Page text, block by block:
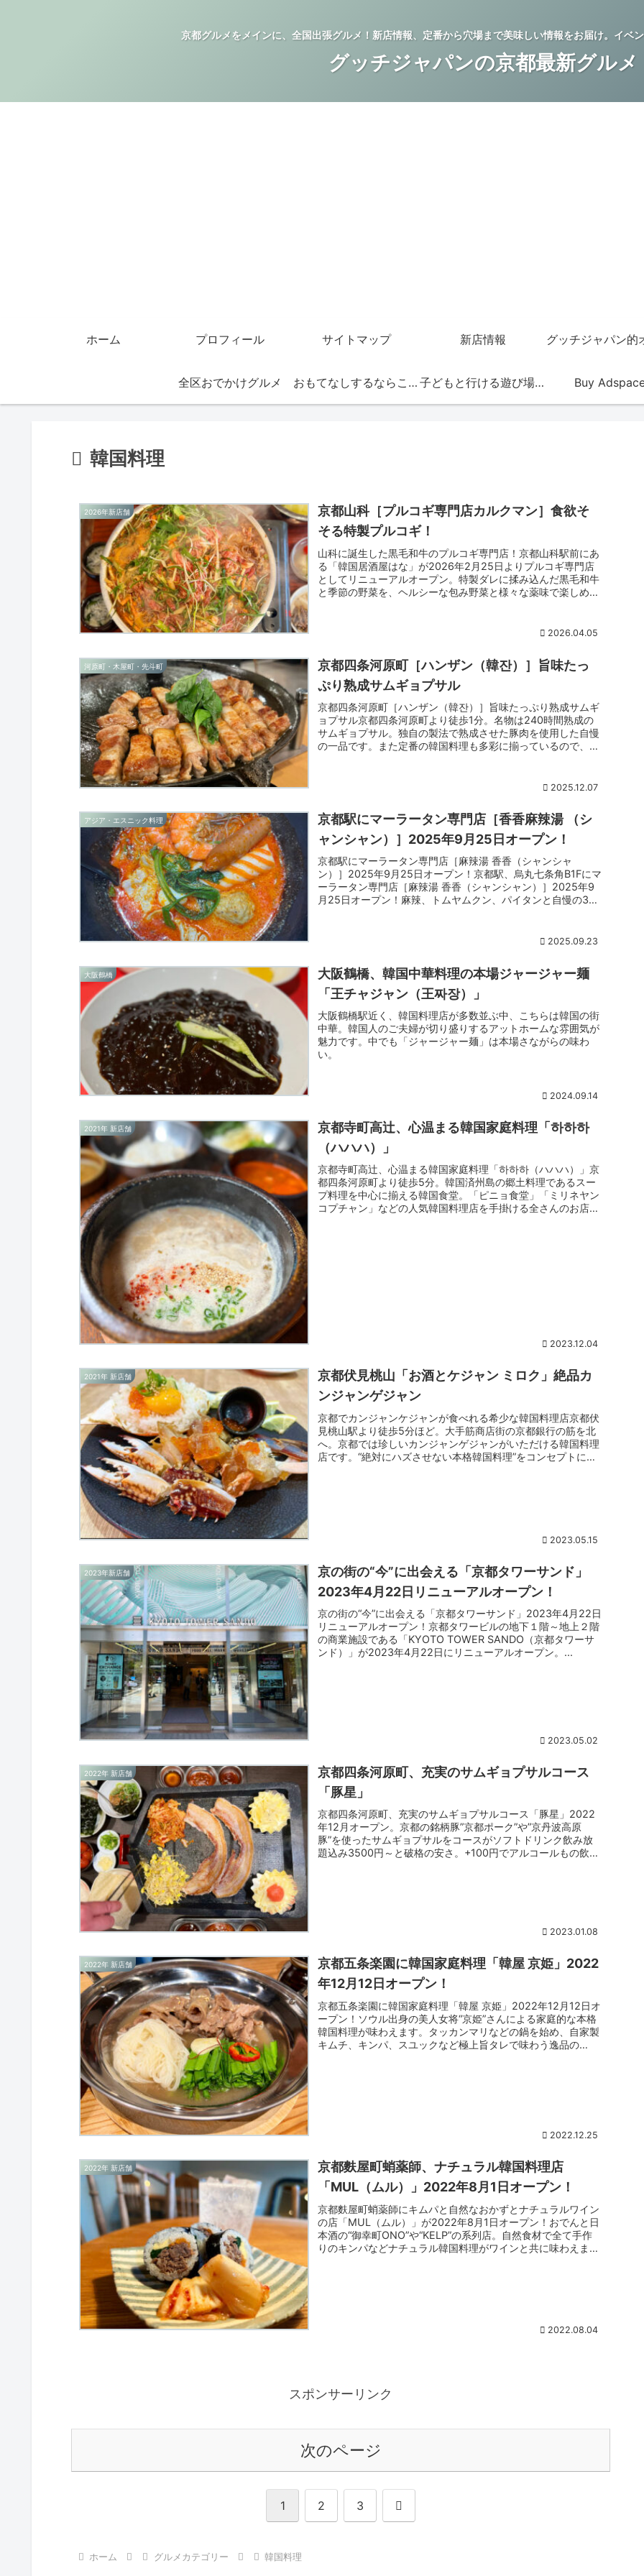
京都グルメをメインに、全国出張グルメ！新店情報、定番から穴場まで美味しい情報をお届け。イベ
グッチジャパンの京都最新グルメ
ホーム プロフィール サイトマップ 新店情報
全区おでかけグルメ おもてなしするならこの店 子どもと行ける遊び場・お店 Buy
韓国料理
2026年新店舗
京都山科［プルコギ専門店カルクマン］食欲そ
そる特製プルコギ！
山科に誕生した黒毛和牛のプルコギ専門店！京都山科駅前にあ
る「韓国居酒屋はな」が2026年2月25日よりプルコギ専門店
としてリニューアルオープン。特製ダレに揉み込んだ黒毛和牛
と季節の野菜を、ヘルシーな包み野菜と様々な薬味で楽しめる
2026.04.05
河原町・木屋町・先斗町
京都四条河原町［ハンザン（韓잔）］旨味たっ
ぷり熟成サムギョプサル
京都四条河原町［ハンザン（韓잔）］旨味たっぷり熟成サムギ
ョプサル京都四条河原町より徒歩1分。名物は240時間熟成の
サムギョプサル。独自の製法で熟成させた豚肉を使用した自慢
の一品です。また定番の韓国料理も多彩に揃っているので、
2025.12.07
アジア・エスニック料理
京都駅にマーラータン専門店［香香麻辣湯 （シ
ャンシャン）］2025年9月25日オープン！
京都駅にマーラータン専門店［麻辣湯 香香（シャンシャ
ン）］2025年9月25日オープン！京都駅、烏丸七条角B1Fにマ
ーラータン専門店［麻辣湯 香香（シャンシャン）］2025年9
月25日オープン！麻辣、トムヤムクン、パイタンと自慢の3種
2025.09.23
大阪鶴橋
大阪鶴橋、韓国中華料理の本場ジャージャー麺
「王チャジャン（王짜장）」
大阪鶴橋駅近く、韓国料理店が多数並ぶ中、こちらは韓国の街
中華。韓国人のご夫婦が切り盛りするアットホームな雰囲気が
魅力です。中でも「ジャージャー麺」は本場さながらの味わ
い。
2024.09.14
2021年 新店舗
京都寺町高辻、心温まる韓国家庭料理「하하하
（ハハハ）」
京都寺町高辻、心温まる韓国家庭料理「하하하（ハハハ）」京
都四条河原町より徒歩5分。韓国済州島の郷土料理であるスー
プ料理を中心に揃える韓国食堂。「ピニョ食堂」「ミリネヤン
コプチャン」などの人気韓国料理店を手掛ける全さんのお店。
2023.12.04
2021年 新店舗
京都伏見桃山「お酒とケジャン ミロク」絶品カ
ンジャンゲジャン
京都でカンジャンケジャンが食べれる希少な韓国料理店京都伏
見桃山駅より徒歩5分ほど。大手筋商店街の京都銀行の筋を北
へ。京都では珍しいカンジャンゲジャンがいただける韓国料理
店です。“絶対にハズさせない本格韓国料理”をコンセプトに
2023.05.15
2023年新店舗
京の街の“今”に出会える「京都タワーサンド」
2023年4月22日リニューアルオープン！
京の街の“今”に出会える「京都タワーサンド」2023年4月22日
リニューアルオープン！京都タワービルの地下１階～地上２階
の商業施設である「KYOTO TOWER SANDO（京都タワーサ
ンド）」が2023年4月22日にリニューアルオープン。...
2023.05.02
2022年 新店舗
京都四条河原町、充実のサムギョプサルコース
「豚星」
京都四条河原町、充実のサムギョプサルコース「豚星」2022
年12月オープン。京都の銘柄豚”京都ポーク”や”京丹波高原
豚”を使ったサムギョプサルをコースがソフトドリンク飲み放
題込み3500円～と破格の安さ。+100円でアルコールもの飲み
2023.01.08
2022年 新店舗
京都五条楽園に韓国家庭料理「韓屋 京姫」2022
年12月12日オープン！
京都五条楽園に韓国家庭料理「韓屋 京姫」2022年12月12日オ
ープン！ソウル出身の美人女将“京姫”さんによる家庭的な本格
韓国料理が味わえます。タッカンマリなどの鍋を始め、自家製
キムチ、キンパ、スユックなど極上旨タレで味わう逸品の
2022.12.25
2022年 新店舗
京都麩屋町蛸薬師、ナチュラル韓国料理店
「MUL（ムル）」2022年8月1日オープン！
京都麩屋町蛸薬師にキムパと自然なおかずとナチュラルワイン
の店「MUL（ムル）」が2022年8月1日オープン！おでんと日
本酒の“御幸町ONO”や“KELP”の系列店。自然食材で全て手作
りのキンパなどナチュラル韓国料理がワインと共に味わえま
2022.08.04
スポンサーリンク
次のページ
1 2 3 次
ホーム グルメカテゴリー 韓国料理